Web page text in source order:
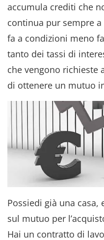
accumula crediti che
continua pur sempre
fa a condizioni meno
tanto dei tassi di
che vengono richieste
di ottenere un mutuo
Possiedi già una casa,
sul mutuo per
Hai un contratto di